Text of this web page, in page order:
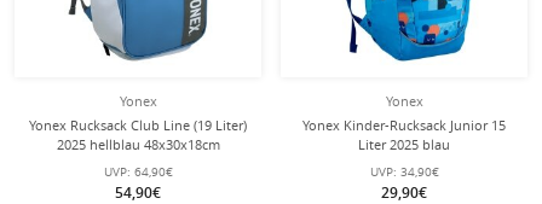
Yonex
Yonex Rucksack Club Line (19 Liter)
2025 hellblau 48x30x18cm
UVP: 64,90€
54,90€
Yonex
Yonex Kinder-Rucksack Junior 15
Liter 2025 blau
UVP: 34,90€
29,90€